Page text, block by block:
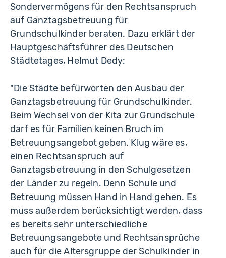
Sondervermögens für den Rechtsanspruch
auf Ganztagsbetreuung für
Grundschulkinder beraten. Dazu erklärt der
Hauptgeschäftsführer des Deutschen
Städtetages, Helmut Dedy:
"Die Städte befürworten den Ausbau der
Ganztagsbetreuung für Grundschulkinder.
Beim Wechsel von der Kita zur Grundschule
darf es für Familien keinen Bruch im
Betreuungsangebot geben. Klug wäre es,
einen Rechtsanspruch auf
Ganztagsbetreuung in den Schulgesetzen
der Länder zu regeln. Denn Schule und
Betreuung müssen Hand in Hand gehen. Es
muss außerdem berücksichtigt werden, dass
es bereits sehr unterschiedliche
Betreuungsangebote und Rechtsansprüche
auch für die Altersgruppe der Schulkinder in